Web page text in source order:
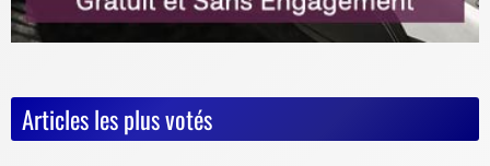
Articles les plus votés